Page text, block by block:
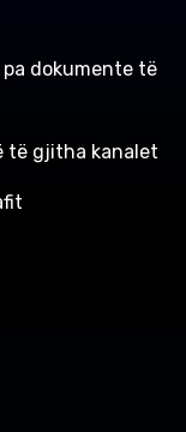
dokumente të
të gjitha kanalet